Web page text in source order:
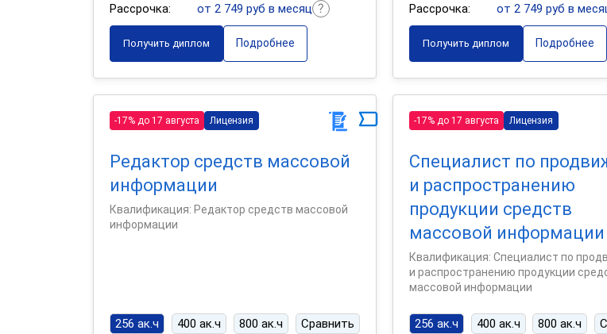
Рассрочка:
от 2 749 руб в месяц
Получить диплом Подробнее
Рассрочка:
от 2 749 руб в
Получить диплом Подробнее
-17% до 17 августа Лицензия
Редактор средств массовой
информации
Квалификация: Редактор средств массовой
информации
256 ак.ч 400 ак.ч 800 ак.ч Сравнить
-17% до 17 августа Лицензия
Специалист по
и распространению
продукции средств
массовой информации
Квалификация: Специалист по
и распространению продукции
массовой информации
256 ак.ч 400 ак.ч 800 ак.ч